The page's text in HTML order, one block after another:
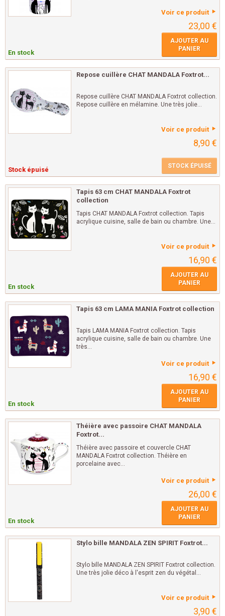
Voir ce produit
23,00 €
En stock
AJOUTER AU
PANIER
Repose cuillère CHAT MANDALA Foxtrot...
Repose cuillère CHAT MANDALA Foxtrot collection.
Repose cuillère en mélamine. Une très jolie...
Voir ce produit
8,90 €
Stock épuisé STOCK ÉPUISÉ
Tapis 63 cm CHAT MANDALA Foxtrot
collection
Tapis CHAT MANDALA Foxtrot collection. Tapis
acrylique cuisine, salle de bain ou chambre. Une...
Voir ce produit
16,90 €
En stock
AJOUTER AU
PANIER
Tapis 63 cm LAMA MANIA Foxtrot collection
Tapis LAMA MANIA Foxtrot collection. Tapis
acrylique cuisine, salle de bain ou chambre. Une
très...
Voir ce produit
16,90 €
En stock
AJOUTER AU
PANIER
Théière avec passoire CHAT MANDALA
Foxtrot...
Théière avec passoire et couvercle CHAT
MANDALA Foxtrot collection. Théière en
porcelaine avec...
Voir ce produit
26,00 €
En stock
AJOUTER AU
PANIER
Stylo bille MANDALA ZEN SPIRIT Foxtrot...
Stylo bille MANDALA ZEN SPIRIT Foxtrot collection.
Une très jolie déco à l'esprit zen du végétal...
Voir ce produit
3,90 €